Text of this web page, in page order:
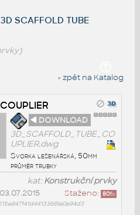
SCAFFOLD TUBE
« zpět na Katalog
◄ DOWNLOAD
3D_SCAFFOLD_TUBE_CO
UPLIER.dwg
Svorka lešenářská, 50mm
průměr trubky
kat:Konstrukční prvky
Staženo: 801x
03.07.2015